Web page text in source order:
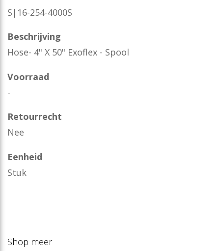
S|16-254-4000S
Beschrijving
Hose- 4" X 50" Exoflex - Spool
Voorraad
-
Retourrecht
Nee
Eenheid
Stuk
Shop meer